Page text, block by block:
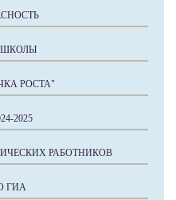
ШКОЛЫ
РОСТА"
2025
РАБОТНИКОВ
ГИА